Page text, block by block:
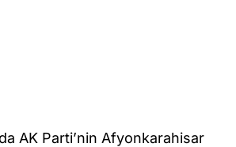
AK Parti’nin Afyonkarahisar